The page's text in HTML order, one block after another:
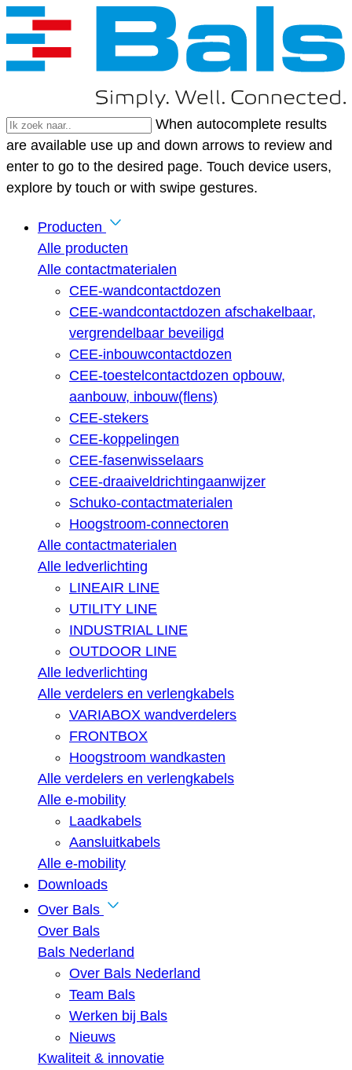
When autocomplete results
are available use up and down arrows to review and
enter to go to the desired page. Touch device users,
explore by touch or with swipe gestures.
Producten
Alle producten
Alle contactmaterialen
CEE-wandcontactdozen
CEE-wandcontactdozen afschakelbaar,
vergrendelbaar beveiligd
CEE-inbouwcontactdozen
CEE-toestelcontactdozen opbouw,
aanbouw, inbouw(flens)
CEE-stekers
CEE-koppelingen
CEE-fasenwisselaars
CEE-draaiveldrichtingaanwijzer
Schuko-contactmaterialen
Hoogstroom-connectoren
Alle contactmaterialen
Alle ledverlichting
LINEAIR LINE
UTILITY LINE
INDUSTRIAL LINE
OUTDOOR LINE
Alle ledverlichting
Alle verdelers en verlengkabels
VARIABOX wandverdelers
FRONTBOX
Hoogstroom wandkasten
Alle verdelers en verlengkabels
Alle e-mobility
Laadkabels
Aansluitkabels
Alle e-mobility
Downloads
Over Bals
Over Bals
Bals Nederland
Over Bals Nederland
Team Bals
Werken bij Bals
Nieuws
Kwaliteit & innovatie